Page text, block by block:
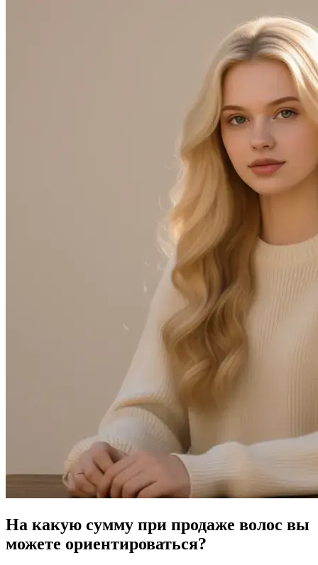
На какую сумму при продаже волос вы
можете ориентироваться?